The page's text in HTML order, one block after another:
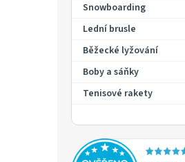
Snowboarding
Lední brusle
Běžecké lyžování
Boby a sáňky
Tenisové rakety